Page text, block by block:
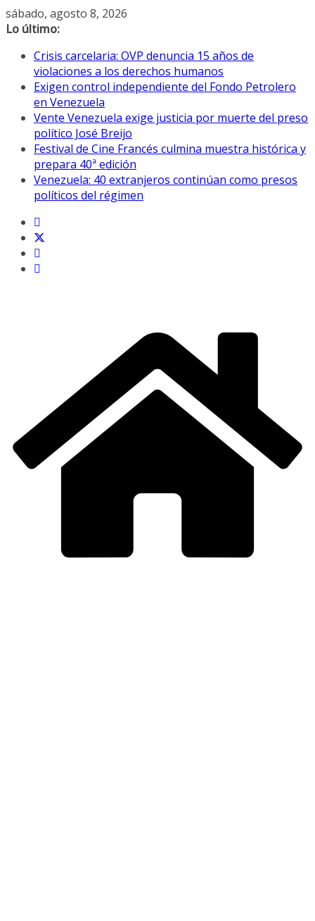
Saltar
al
sábado, agosto 8, 2026
Lo último:
Crisis carcelaria: OVP denuncia 15 años de
violaciones a los derechos humanos
Exigen control independiente del Fondo Petrolero
en Venezuela
Vente Venezuela exige justicia por muerte del preso
político José Breijo
Festival de Cine Francés culmina muestra histórica y
prepara 40ª edición
Venezuela: 40 extranjeros continúan como presos
políticos del régimen